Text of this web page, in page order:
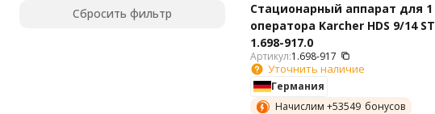
Стационарный аппарат для 1
оператора Karcher HDS 9/14 ST
1.698-917.0
Артикул:1.698-917
Уточнить наличие
Германия
Начислим +53549 бонусов
Сбросить фильтр